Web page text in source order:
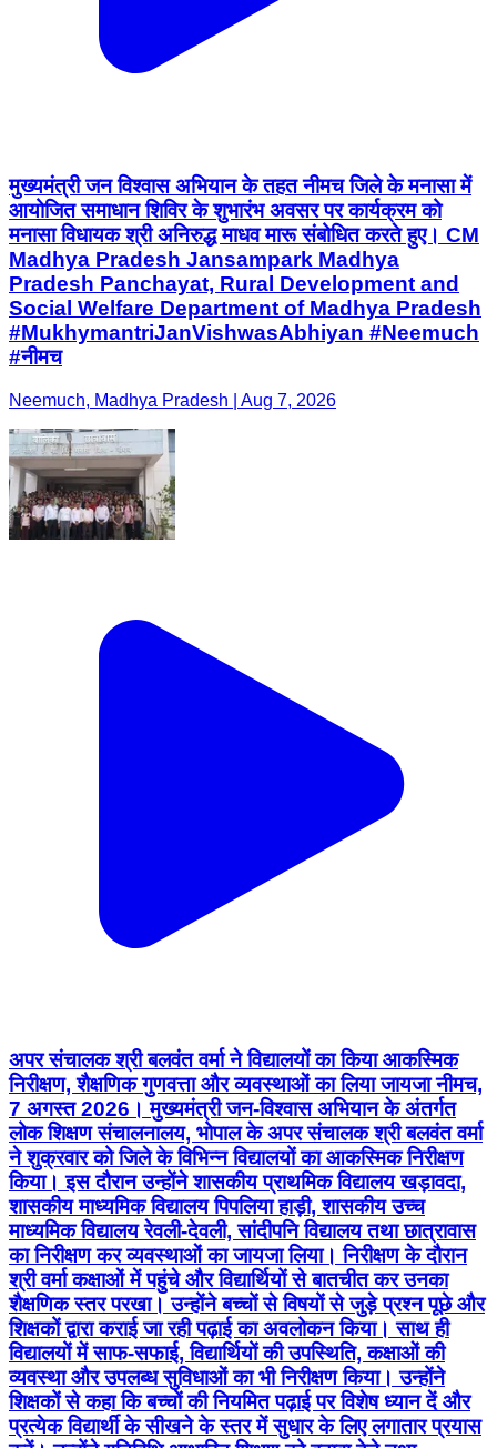
मुख्यमंत्री जन विश्वास अभियान के तहत नीमच जिले के मनासा में
आयोजित समाधान शिविर के शुभारंभ अवसर पर कार्यक्रम को
मनासा विधायक श्री अनिरुद्ध माधव मारू संबोधित करते हुए। CM
Madhya Pradesh Jansampark Madhya
Pradesh Panchayat, Rural Development and
Social Welfare Department of Madhya Pradesh
#MukhymantriJanVishwasAbhiyan #Neemuch
#नीमच
Neemuch, Madhya Pradesh | Aug 7, 2026
अपर संचालक श्री बलवंत वर्मा ने विद्यालयों का किया आकस्मिक
निरीक्षण, शैक्षणिक गुणवत्ता और व्यवस्थाओं का लिया जायजा नीमच,
7 अगस्त 2026। मुख्यमंत्री जन-विश्वास अभियान के अंतर्गत
लोक शिक्षण संचालनालय, भोपाल के अपर संचालक श्री बलवंत वर्मा
ने शुक्रवार को जिले के विभिन्न विद्यालयों का आकस्मिक निरीक्षण
किया। इस दौरान उन्होंने शासकीय प्राथमिक विद्यालय खड़ावदा,
शासकीय माध्यमिक विद्यालय पिपलिया हाड़ी, शासकीय उच्च
माध्यमिक विद्यालय रेवली-देवली, सांदीपनि विद्यालय तथा छात्रावास
का निरीक्षण कर व्यवस्थाओं का जायजा लिया। निरीक्षण के दौरान
श्री वर्मा कक्षाओं में पहुंचे और विद्यार्थियों से बातचीत कर उनका
शैक्षणिक स्तर परखा। उन्होंने बच्चों से विषयों से जुड़े प्रश्न पूछे और
शिक्षकों द्वारा कराई जा रही पढ़ाई का अवलोकन किया। साथ ही
विद्यालयों में साफ-सफाई, विद्यार्थियों की उपस्थिति, कक्षाओं की
व्यवस्था और उपलब्ध सुविधाओं का भी निरीक्षण किया। उन्होंने
शिक्षकों से कहा कि बच्चों की नियमित पढ़ाई पर विशेष ध्यान दें और
प्रत्येक विद्यार्थी के सीखने के स्तर में सुधार के लिए लगातार प्रयास